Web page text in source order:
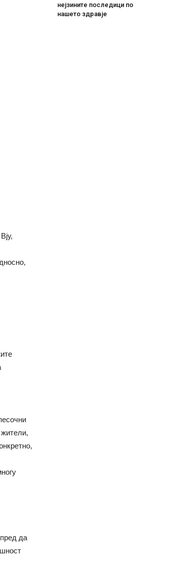
да
нејзините последици по
нашето здравје